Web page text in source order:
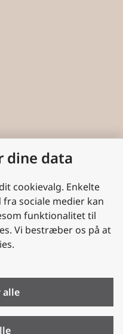
dine data
cookievalg. Enkelte
sociale medier kan
funktionalitet til
Vi bestræber os på at
alle